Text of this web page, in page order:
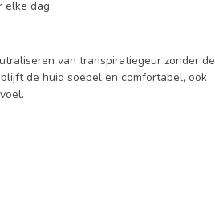
elke dag.
van transpiratiegeur zonder de
de huid soepel en comfortabel, ook